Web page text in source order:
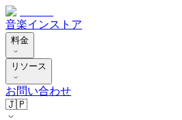
音楽インストア
料金
リソース
お問い合わせ
🇯🇵